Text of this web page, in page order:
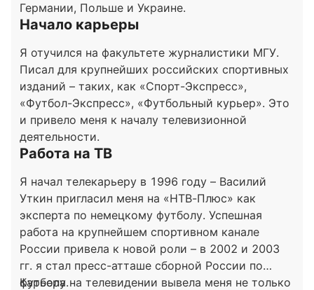
Германии, Польше и Украине.
Начало карьеры
Я отучился на факультете журналистики МГУ.
Писал для крупнейших российских спортивных
изданий – таких, как «Спорт-Экспресс»,
«Футбол-Экспресс», «Футбольный курьер». Это
и привело меня к началу телевизионной
деятельности.
Работа на ТВ
Я начал телекарьеру в 1996 году – Василий
Уткин пригласил меня на «НТВ-Плюс» как
эксперта по немецкому футболу. Успешная
работа на крупнейшем спортивном канале
России привела к новой роли – в 2002 и 2003
гг. я стал пресс-атташе сборной России по
футболу.
Карьера на телевидении вывела меня не только